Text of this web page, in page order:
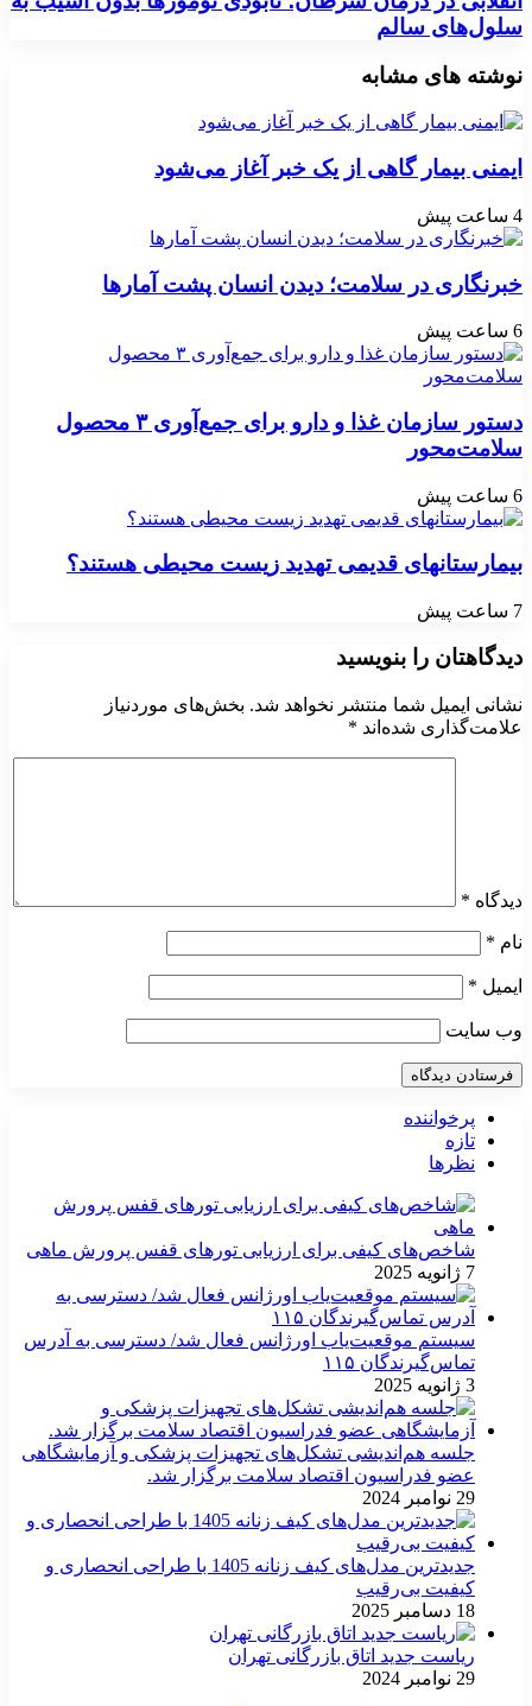
سلول‌های سالم
نوشته های مشابه
ایمنی بیمار گاهی از یک خبر آغاز می‌شود
4 ساعت پیش
خبرنگاری در سلامت؛ دیدن انسان پشت آمارها
6 ساعت پیش
دستور سازمان غذا و دارو برای جمع‌آوری ۳ محصول
سلامت‌محور
6 ساعت پیش
بیمارستانهای قدیمی تهدید زیست محیطی هستند؟
7 ساعت پیش
دیدگاهتان را بنویسید
نشانی ایمیل شما منتشر نخواهد شد. بخش‌های موردنیاز
علامت‌گذاری شده‌اند *
دیدگاه *
نام *
ایمیل *
وب‌ سایت
پرخواننده
تازه
نظرها
شاخص‌های کیفی برای ارزیابی تورهای قفس پرورش ماهی
7 ژانویه 2025
سیستم موقعیت‌یاب اورژانس فعال شد/ دسترسی به آدرس
تماس‌گیرندگان ۱۱۵
3 ژانویه 2025
جلسه هم‌اندیشی تشکل‌های تجهیزات پزشکی و آزمایشگاهی
عضو فدراسیون اقتصاد سلامت برگزار شد.
29 نوامبر 2024
جدیدترین مدل‌های کیف زنانه 1405 با طراحی انحصاری و
کیفیت بی‌رقیب
18 دسامبر 2025
ریاست جدید اتاق بازرگانی تهران
29 نوامبر 2024